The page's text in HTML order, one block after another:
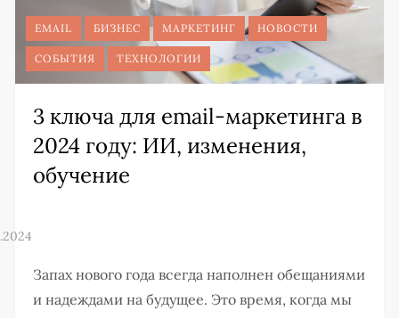
EMAIL БИЗНЕС МАРКЕТИНГ НОВОСТИ
СОБЫТИЯ ТЕХНОЛОГИИ
3 ключа для email-маркетинга в
2024 году: ИИ, изменения,
обучение
Запах нового года всегда наполнен обещаниями
и надеждами на будущее. Это время, когда мы